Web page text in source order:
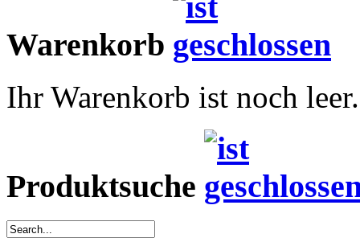
Warenkorb
Ihr Warenkorb ist noch leer.
Produktsuche